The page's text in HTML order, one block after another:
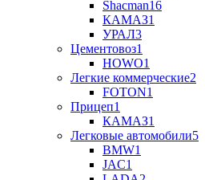
Shaсman16
КАМАЗ1
УРАЛ3
Цементовоз1
HOWO1
Легкие коммерческие2
FOTON1
Прицеп1
КАМАЗ1
Легковые автомобили5
BMW1
JAC1